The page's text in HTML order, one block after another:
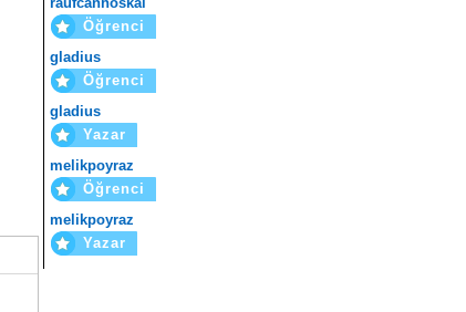
Öğrenci
gladius
Öğrenci
gladius
Yazar
melikpoyraz
Öğrenci
melikpoyraz
Yazar